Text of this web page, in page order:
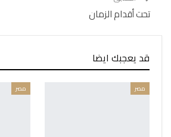
تحت أقدام الزمان
قد يعجبك ايضا
مصر مصر